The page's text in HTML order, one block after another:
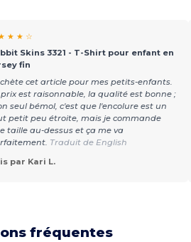
★ ★ ☆
Skins 3321 - T-Shirt pour enfant en
fin
cet article pour mes petits-enfants.
prix est raisonnable, la qualité est bonne ;
seul bémol, c'est que l'encolure est un
petit peu étroite, mais je commande
taille au-dessus et ça me va
Traduit de English
par Kari L.
fréquentes